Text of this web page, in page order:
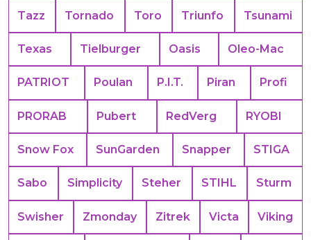
Tazz Tornado Toro Triunfo Tsunami
Texas Tielburger Oasis Oleo-Mac
PATRIOT Poulan P.I.T. Piran Profi
PRORAB Pubert RedVerg RYOBI
Snow Fox SunGarden Snapper STIGA
Sabo Simplicity Steher STIHL Sturm
Swisher Zmonday Zitrek Victa Viking